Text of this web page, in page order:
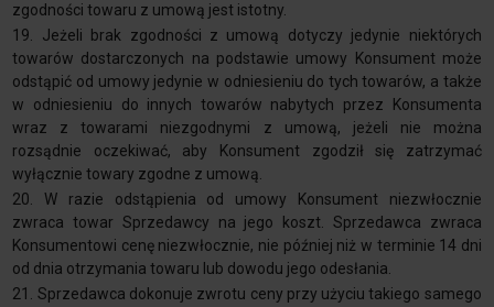
zgodności towaru z umową jest istotny.
19. Jeżeli brak zgodności z umową dotyczy jedynie niektórych
towarów dostarczonych na podstawie umowy Konsument może
odstąpić od umowy jedynie w odniesieniu do tych towarów, a także
w odniesieniu do innych towarów nabytych przez Konsumenta
wraz z towarami niezgodnymi z umową, jeżeli nie można
rozsądnie oczekiwać, aby Konsument zgodził się zatrzymać
wyłącznie towary zgodne z umową.
20. W razie odstąpienia od umowy Konsument niezwłocznie
zwraca towar Sprzedawcy na jego koszt. Sprzedawca zwraca
Konsumentowi cenę niezwłocznie, nie później niż w terminie 14 dni
od dnia otrzymania towaru lub dowodu jego odesłania.
21. Sprzedawca dokonuje zwrotu ceny przy użyciu takiego samego